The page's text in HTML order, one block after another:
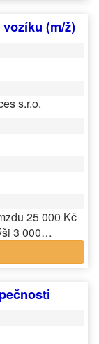
(m/ž)
s.r.o.
25 000 Kč
3 000…